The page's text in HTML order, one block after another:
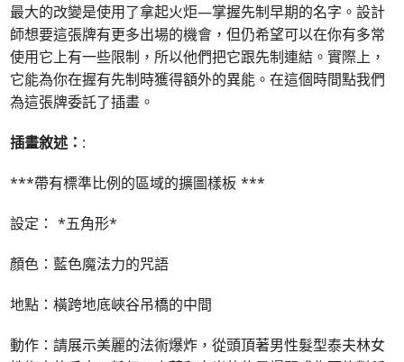
最大的改變是使用了拿起火炬—掌握先制早期的名字。設計
師想要這張牌有更多出場的機會，但仍希望可以在你有多常
使用它上有一些限制，所以他們把它跟先制連結。實際上，
它能為你在握有先制時獲得額外的異能。在這個時間點我們
為這張牌委託了插畫。
插畫敘述： :
***帶有標準比例的區域的擴圖樣板 ***
設定： *五角形*
顏色：藍色魔法力的咒語
地點：橫跨地底峽谷吊橋的中間
動作：請展示美麗的法術爆炸，從頭頂著男性髮型泰夫林女